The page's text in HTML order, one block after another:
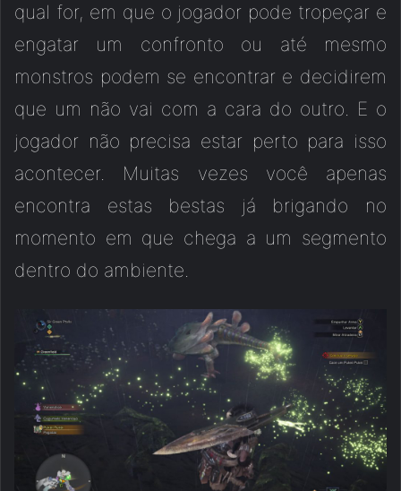
qual for, em que o jogador pode tropeçar e
engatar um confronto ou até mesmo
monstros podem se encontrar e decidirem
que um não vai com a cara do outro. E o
jogador não precisa estar perto para isso
acontecer. Muitas vezes você apenas
encontra estas bestas já brigando no
momento em que chega a um segmento
dentro do ambiente.